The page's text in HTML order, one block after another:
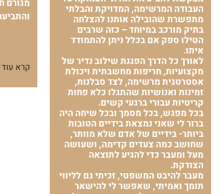
העבודה המרשימה, המדויקת והבלתי
מתפשרת שהובילה אותנו להצלחה
בתיק מורכב במיוחד – כזה שרבים
הטילו ספק אם בכלל ניתן להתמודד
איתו.
לאורך כל הדרך הפגנת שילוב נדיר של
מקצועיות, חריפות מחשבתית ויכולת
אסטרטגית מרשימה, לצד סבלנות,
זמינות ואנושיות שהתגלו כלא פחות
קריטיות עבורי ברגעי קשים.
בכל מפגש, בכל מסמך ובכל שיחה היה
ברור לי שאני נמצאת בידיים הטובות
ביותר- בידיים של אדם שלא מוותר,
שחושב כמה צעדים קדימה, ושעושה
מעל ומעבר כדי להגיע לתוצאה
הצודקת.
מעבר להיבט המשפטי, זכיתי גם לליווי
תומך ואמיתי, שאפשר לי להישאר
מגורם
קרא עוד